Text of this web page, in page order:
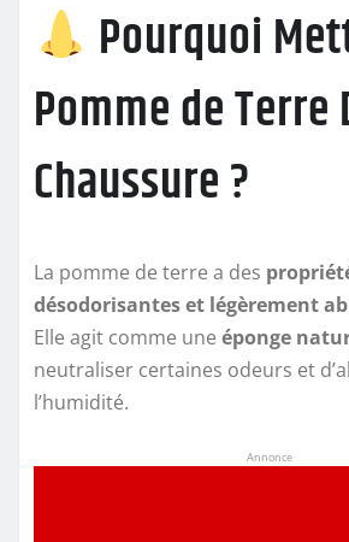
Pourquoi
Pomme de Terre
Chaussure ?
La pomme de terre a des
désodorisantes et légèrement
Elle agit comme une éponge
neutraliser certaines odeurs et
l’humidité.
Annonce